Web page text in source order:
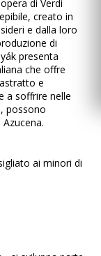
di Verdi
creato in
e dalla loro
di
presenta
che offre
e
a soffrire nelle
possono
ai minori di